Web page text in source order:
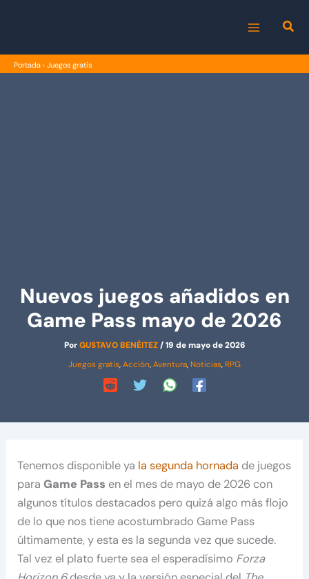
MENU
Portada › Juegos gratis
Nuevos juegos añadidos en
Game Pass mayo de 2026
PorGUSTAVO BENÉITEZ/19 de mayo de 2026
Juegos gratis,Acción,Aventura, Noticias, RPG
Tenemos disponible ya la segunda hornada de juegos
paraGame Pass en el mes de mayo de 2026 con
algunos títulos destacados pero quizá algo más flojo
de lo que nos tiene acostumbrado Game Pass
últimamente, y esta es la segunda vez que sucede.
Tal vez el plato fuerte sea el esperadísimo Forza